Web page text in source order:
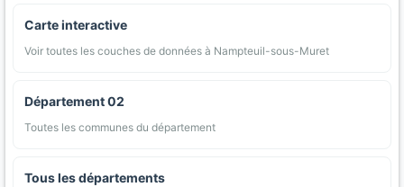
Carte interactive
Voir toutes les couches de données à Nampteuil-sous-Muret
Département 02
Toutes les communes du département
Tous les départements